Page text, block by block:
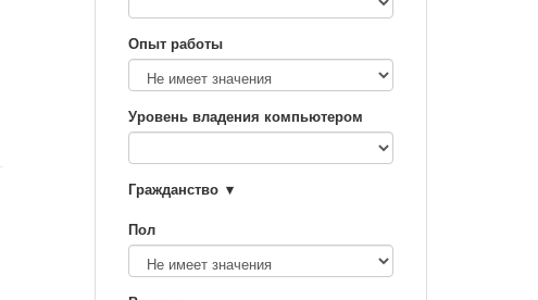
Опыт работы
Уровень владения компьютером
Гражданство
Пол